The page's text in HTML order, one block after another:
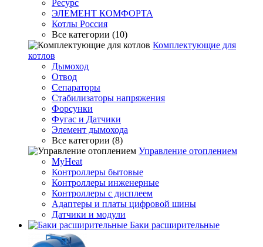
Ресурс
ЭЛЕМЕНТ КОМФОРТА
Котлы Россия
Все категории (10)
Комплектующие для
котлов
Дымоход
Отвод
Сепараторы
Стабилизаторы напряжения
Форсунки
Фугас и Датчики
Элемент дымохода
Все категории (8)
Управление отоплением
MyHeat
Контроллеры бытовые
Контроллеры инженерные
Контроллеры с дисплеем
Адаптеры и платы цифровой шины
Датчики и модули
Баки расширительные